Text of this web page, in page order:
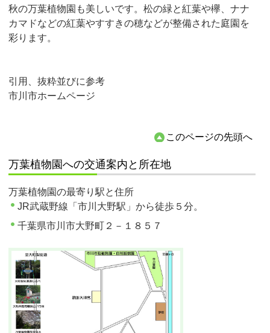
秋の万葉植物園も美しいです。松の緑と紅葉や欅、ナナ
カマドなどの紅葉やすすきの穂などが整備された庭園を
彩ります。
引用、抜粋並びに参考
市川市ホームページ
このページの先頭へ
万葉植物園への交通案内と所在地
万葉植物園の最寄り駅と住所
JR武蔵野線「市川大野駅」から徒歩５分。
千葉県市川市大野町２－１８５７